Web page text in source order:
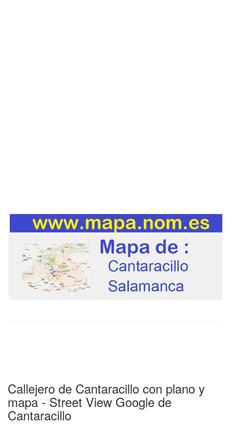
Callejero de Cantaracillo con plano y
mapa - Street View Google de
Cantaracillo